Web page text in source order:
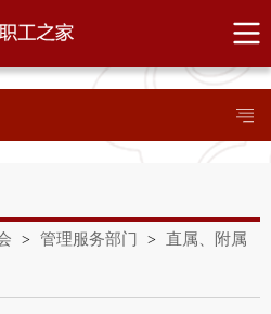
> 管理服务部门 > 直属、附属